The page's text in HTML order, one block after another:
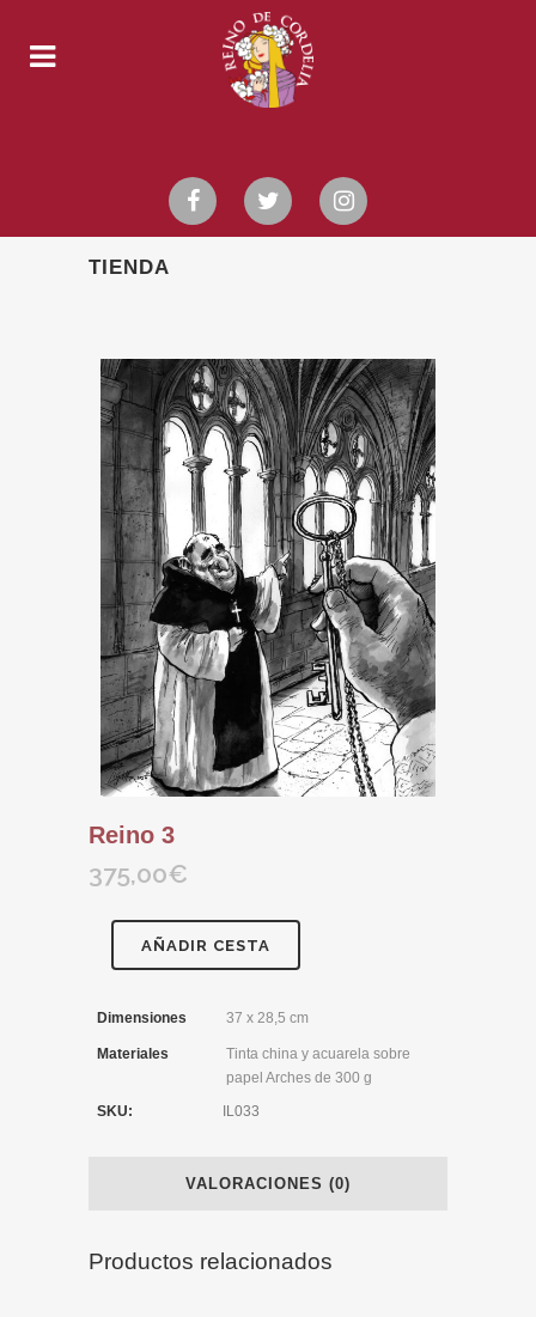
TIENDA
Reino 3
375,00€
AÑADIR CESTA
Dimensiones 37 x 28,5 cm
Materiales
Tinta china y acuarela sobre
papel Arches de 300 g
SKU:
IL033
VALORACIONES (0)
Productos relacionados